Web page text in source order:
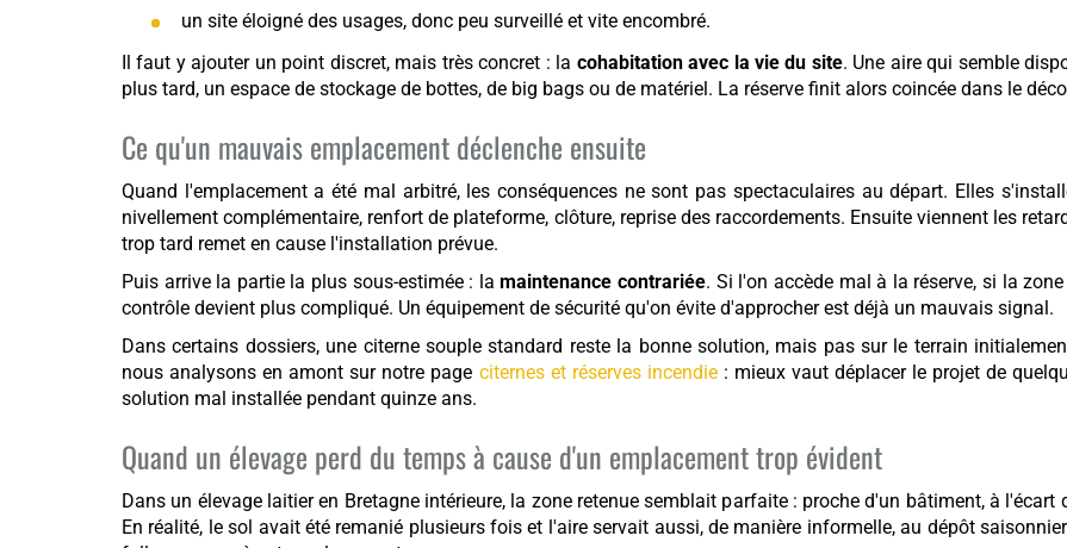
un site éloigné des usages, donc peu surveillé et vite encombré.
Il faut y ajouter un point discret, mais très concret : la cohabitation avec la vie du site. Une aire qui semble
plus tard, un espace de stockage de bottes, de big bags ou de matériel. La réserve finit alors coincée dans le
Ce qu'un mauvais emplacement déclenche ensuite
Quand l'emplacement a été mal arbitré, les conséquences ne sont pas spectaculaires au départ. Elles
nivellement complémentaire, renfort de plateforme, clôture, reprise des raccordements. Ensuite viennent les
trop tard remet en cause l'installation prévue.
Puis arrive la partie la plus sous-estimée : lamaintenance contrariée. Si l'on accède mal à la réserve, si la
contrôle devient plus compliqué. Un équipement de sécurité qu'on évite d'approcher est déjà un mauvais signal.
Dans certains dossiers, une citerne souple standard reste la bonne solution, mais pas sur le terrain
nous analysons en amont sur notre page citernes et réserves incendie: mieux vaut déplacer le projet de
solution mal installée pendant quinze ans.
Quand un élevage perd du temps à cause d'un emplacement trop évident
Dans un élevage laitier en Bretagne intérieure, la zone retenue semblait parfaite : proche d'un bâtiment, à
En réalité, le sol avait été remanié plusieurs fois et l'aire servait aussi, de manière informelle, au dépôt